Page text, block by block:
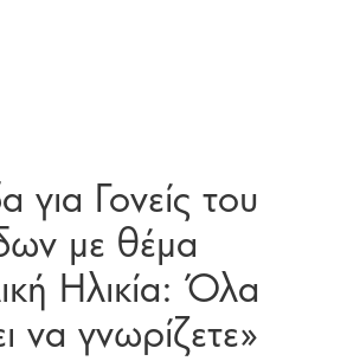
για Γονείς του
με θέμα
Ηλικία: Όλα
να γνωρίζετε»